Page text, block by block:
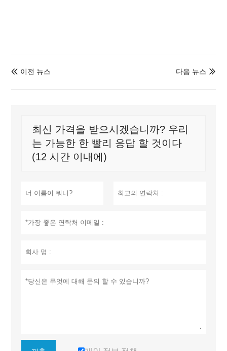
 이전 뉴스 
다음 뉴스
최신 가격을 받으시겠습니까? 우리
는 가능한 한 빨리 응답 할 것이다
(12 시간 이내에)